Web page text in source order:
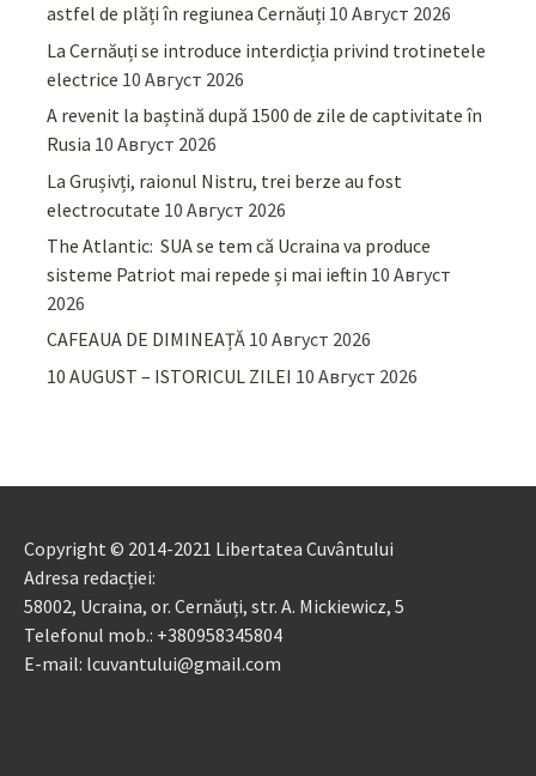
astfel de plăți în regiunea Cernăuți 10 Август 2026
La Cernăuți se introduce interdicția privind trotinetele
electrice 10 Август 2026
A revenit la baștină după 1500 de zile de captivitate în
Rusia 10 Август 2026
La Grușivți, raionul Nistru, trei berze au fost
electrocutate 10 Август 2026
The Atlantic: SUA se tem că Ucraina va produce
sisteme Patriot mai repede și mai ieftin 10 Август
2026
CAFEAUA DE DIMINEAȚĂ 10 Август 2026
10 AUGUST – ISTORICUL ZILEI 10 Август 2026
Copyright © 2014-2021 Libertatea Cuvântului
Adresa redacției:
58002, Ucraina, or. Cernăuți, str. A. Mickiewicz, 5
Telefonul mob.: +380958345804
E-mail: lcuvantului@gmail.com